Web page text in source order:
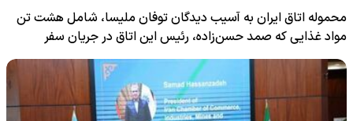
محموله اتاق ایران به آسیب دیدگان توفان ملیسا، شامل هشت تن
مواد غذایی که صمد حسن‌زاده، رئیس این اتاق در جریان سفر
چندی…